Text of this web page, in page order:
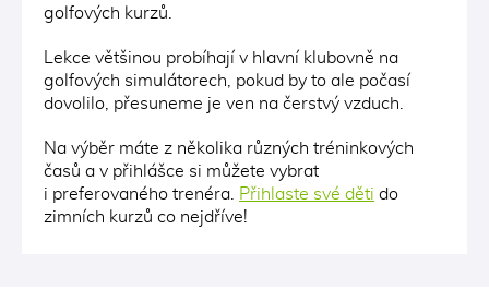
golfových kurzů.
Lekce většinou probíhají v hlavní klubovně na
golfových simulátorech, pokud by to ale počasí
dovolilo, přesuneme je ven na čerstvý vzduch.
Na výběr máte z několika různých tréninkových
časů a v přihlášce si můžete vybrat
i preferovaného trenéra.
Přihlaste své děti do
zimních kurzů co nejdříve!